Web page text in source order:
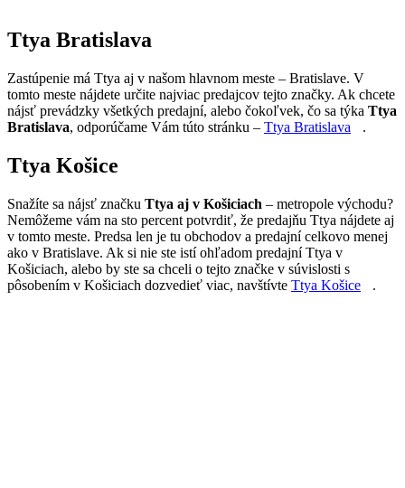
Ttya Bratislava
Zastúpenie má Ttya aj v našom hlavnom meste – Bratislave. V
tomto meste nájdete určite najviac predajcov tejto značky. Ak chcete
nájsť prevádzky všetkých predajní, alebo čokoľvek, čo sa týka Ttya
Bratislava, odporúčame Vám túto stránku – Ttya Bratislava .
Ttya Košice
Snažíte sa nájsť značku Ttya aj v Košiciach – metropole východu?
Nemôžeme vám na sto percent potvrdiť, že predajňu Ttya nájdete aj
v tomto meste. Predsa len je tu obchodov a predajní celkovo menej
ako v Bratislave. Ak si nie ste istí ohľadom predajní Ttya v
Košiciach, alebo by ste sa chceli o tejto značke v súvislosti s
pôsobením v Košiciach dozvedieť viac, navštívte Ttya Košice .